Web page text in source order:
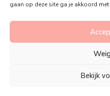
gaan op deze site ga je akkoord
Bekijk
Blossom Themes.
Alles over